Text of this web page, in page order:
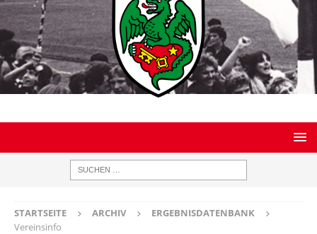
STARTSEITE ARCHIV
ERGEBNISDATENBANK
Vereinsinfo